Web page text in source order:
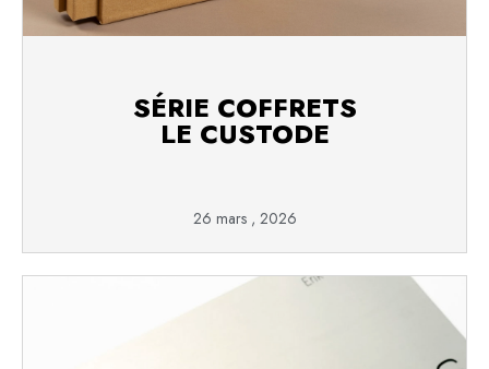
SÉRIE COFFRETS
LE CUSTODE
26 mars , 2026